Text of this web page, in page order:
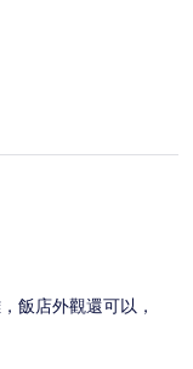
飯店外觀還可以，